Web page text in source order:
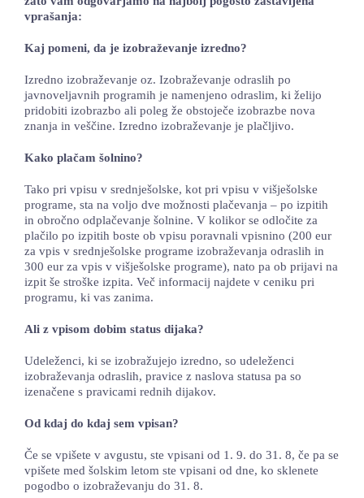
vprašanja:
Kaj pomeni, da je izobraževanje izredno?
Izredno izobraževanje oz. Izobraževanje odraslih po
javnoveljavnih programih je namenjeno odraslim, ki želijo
pridobiti izobrazbo ali poleg že obstoječe izobrazbe nova
znanja in veščine. Izredno izobraževanje je plačljivo.
Kako plačam šolnino?
Tako pri vpisu v srednješolske, kot pri vpisu v višješolske
programe, sta na voljo dve možnosti plačevanja – po izpitih
in obročno odplačevanje šolnine. V kolikor se odločite za
plačilo po izpitih boste ob vpisu poravnali vpisnino (200 eur
za vpis v srednješolske programe izobraževanja odraslih in
300 eur za vpis v višješolske programe), nato pa ob prijavi na
izpit še stroške izpita. Več informacij najdete v ceniku pri
programu, ki vas zanima.
Ali z vpisom dobim status dijaka?
Udeleženci, ki se izobražujejo izredno, so udeleženci
izobraževanja odraslih, pravice z naslova statusa pa so
izenačene s pravicami rednih dijakov.
Od kdaj do kdaj sem vpisan?
Če se vpišete v avgustu, ste vpisani od 1. 9. do 31. 8, če pa se
vpišete med šolskim letom ste vpisani od dne, ko sklenete
pogodbo o izobraževanju do 31. 8.